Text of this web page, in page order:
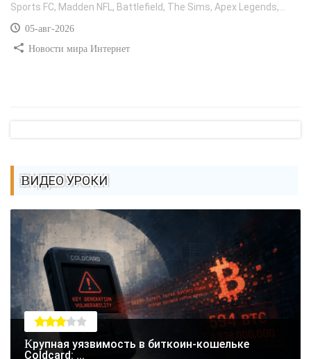
Sports FC, Madden NFL, Battlefield, The Sims, Apex Legends,...
05-авг-2026
Новости мира Интернет
ВИДЕО УРОКИ
Крупная уязвимость в биткоин-кошельке
Coldcard: ...